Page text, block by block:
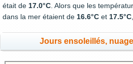
était de 17.0°C. Alors que les
dans la mer étaient de 16.6°C et 17.5°C
Jours ensoleillés,